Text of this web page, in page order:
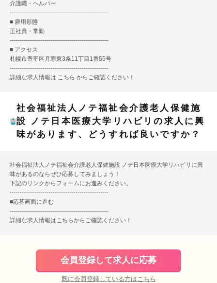
介護職・ヘルパー
---------------------------------------------------
■ 雇用形態
正社員・常勤
---------------------------------------------------
■ アクセス
札幌市豊平区月寒東3条11丁目1番55号
---------------------------------------------------
詳細な求人情報は こちら からご確認ください！
社会福祉法人ノテ福祉会介護老人保健施
設 ノテ日本医療大学リハビリの求人に興
味があります、どうすれば良いですか？
社会福祉法人ノテ福祉会介護老人保健施設 ノテ日本医療大学リハビリに興
味があるのならぜひ応募してみましょう！
下記のリンクからフォームにお進みください。
---------------------------------------------------
■応募画面に進む
---------------------------------------------------
詳細な求人情報はこちらからご確認ください！
会員登録して求人に応募
既に会員登録している方はこちら